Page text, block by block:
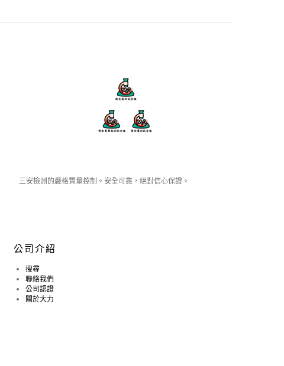
三安檢測的嚴格質量控制。安全可靠，絕對信心保證。
公司介紹
搜尋
聯絡我們
公司認證
關於大力